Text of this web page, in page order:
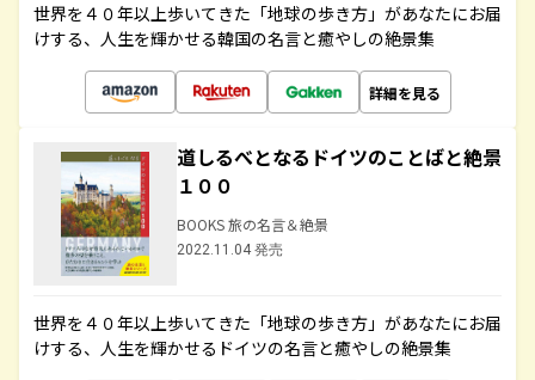
世界を４０年以上歩いてきた「地球の歩き方」があなたにお届
けする、人生を輝かせる韓国の名言と癒やしの絶景集
詳細を見る
道しるべとなるドイツのことばと絶景
１００
BOOKS 旅の名言＆絶景
2022.11.04 発売
世界を４０年以上歩いてきた「地球の歩き方」があなたにお届
けする、人生を輝かせるドイツの名言と癒やしの絶景集